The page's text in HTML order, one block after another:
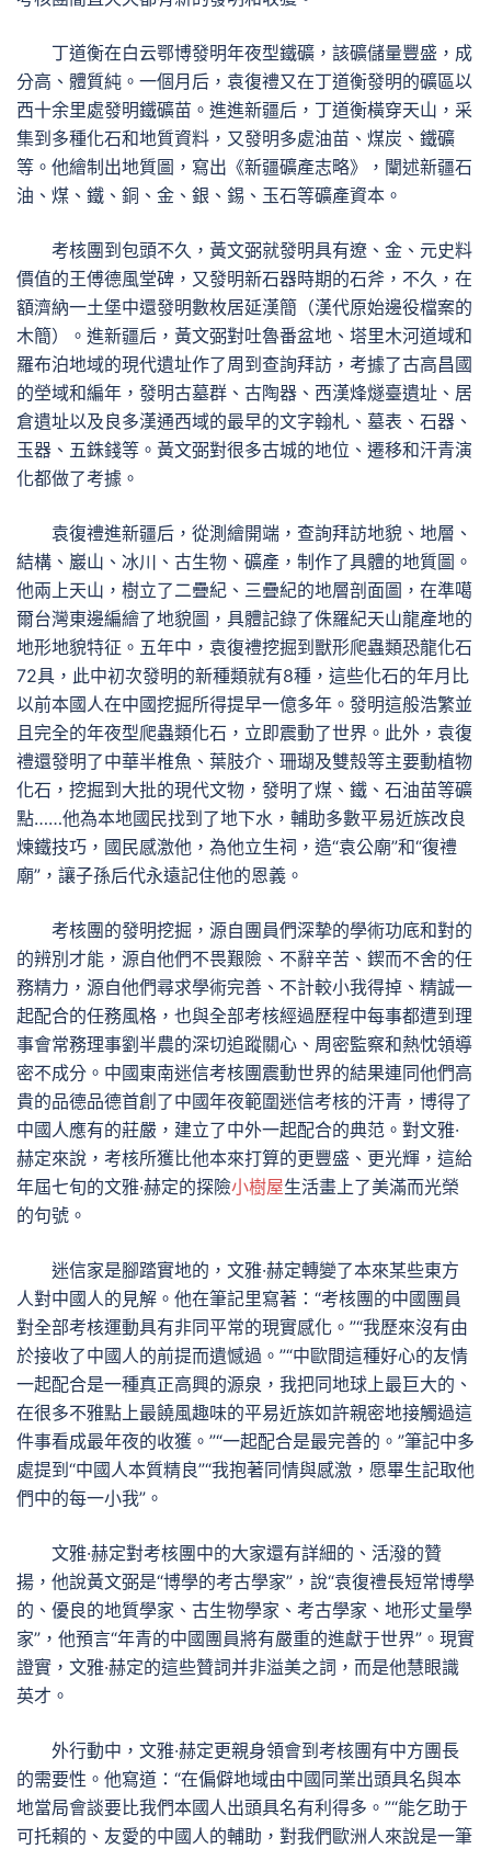
丁道衡在白云鄂博發明年夜型鐵礦，該礦儲量豐盛，成
分高、體質純。一個月后，袁復禮又在丁道衡發明的礦區以
西十余里處發明鐵礦苗。進進新疆后，丁道衡橫穿天山，采
集到多種化石和地質資料，又發明多處油苗、煤炭、鐵礦
等。他繪制出地質圖，寫出《新疆礦產志略》，闡述新疆石
油、煤、鐵、銅、金、銀、錫、玉石等礦產資本。
考核團到包頭不久，黃文弼就發明具有遼、金、元史料
價值的王傅德風堂碑，又發明新石器時期的石斧，不久，在
額濟納一土堡中還發明數枚居延漢簡（漢代原始邊役檔案的
木簡）。進新疆后，黃文弼對吐魯番盆地、塔里木河道域和
羅布泊地域的現代遺址作了周到查詢拜訪，考據了古高昌國
的塋域和編年，發明古墓群、古陶器、西漢烽燧臺遺址、居
倉遺址以及良多漢通西域的最早的文字翰札、墓表、石器、
玉器、五銖錢等。黃文弼對很多古城的地位、遷移和汗青演
化都做了考據。
袁復禮進新疆后，從測繪開端，查詢拜訪地貌、地層、
結構、巖山、冰川、古生物、礦產，制作了具體的地質圖。
他兩上天山，樹立了二疊紀、三疊紀的地層剖面圖，在準噶
爾台灣東邊編繪了地貌圖，具體記錄了侏羅紀天山龍產地的
地形地貌特征。五年中，袁復禮挖掘到獸形爬蟲類恐龍化石
72具，此中初次發明的新種類就有8種，這些化石的年月比
以前本國人在中國挖掘所得提早一億多年。發明這般浩繁並
且完全的年夜型爬蟲類化石，立即震動了世界。此外，袁復
禮還發明了中華半椎魚、葉肢介、珊瑚及雙殼等主要動植物
化石，挖掘到大批的現代文物，發明了煤、鐵、石油苗等礦
點……他為本地國民找到了地下水，輔助多數平易近族改良
煉鐵技巧，國民感激他，為他立生祠，造“袁公廟”和“復禮
廟”，讓子孫后代永遠記住他的恩義。
考核團的發明挖掘，源自團員們深摯的學術功底和對的
的辨別才能，源自他們不畏艱險、不辭辛苦、鍥而不舍的任
務精力，源自他們尋求學術完善、不計較小我得掉、精誠一
起配合的任務風格，也與全部考核經過歷程中每事都遭到理
事會常務理事劉半農的深切追蹤關心、周密監察和熱忱領導
密不成分。中國東南迷信考核團震動世界的結果連同他們高
貴的品德品德首創了中國年夜範圍迷信考核的汗青，博得了
中國人應有的莊嚴，建立了中外一起配合的典范。對文雅·
赫定來說，考核所獲比他本來打算的更豐盛、更光輝，這給
年屆七旬的文雅·赫定的探險小樹屋生活畫上了美滿而光榮
的句號。
迷信家是腳踏實地的，文雅·赫定轉變了本來某些東方
人對中國人的見解。他在筆記里寫著：“考核團的中國團員
對全部考核運動具有非同平常的現實感化。”“我歷來沒有由
於接收了中國人的前提而遺憾過。”“中歐間這種好心的友情
一起配合是一種真正高興的源泉，我把同地球上最巨大的、
在很多不雅點上最饒風趣味的平易近族如許親密地接觸過這
件事看成最年夜的收獲。”“一起配合是最完善的。”筆記中多
處提到“中國人本質精良”“我抱著同情與感激，愿畢生記取他
們中的每一小我”。
文雅·赫定對考核團中的大家還有詳細的、活潑的贊
揚，他說黃文弼是“博學的考古學家”，說“袁復禮長短常博學
的、優良的地質學家、古生物學家、考古學家、地形丈量學
家”，他預言“年青的中國團員將有嚴重的進獻于世界”。現實
證實，文雅·赫定的這些贊詞并非溢美之詞，而是他慧眼識
英才。
外行動中，文雅·赫定更親身領會到考核團有中方團長
的需要性。他寫道：“在偏僻地域由中國同業出頭具名與本
地當局會談要比我們本國人出頭具名有利得多。”“能乞助于
可托賴的、友愛的中國人的輔助，對我們歐洲人來說是一筆